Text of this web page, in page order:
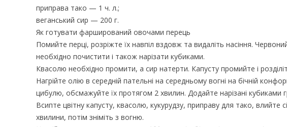
приправа тако — 1 ч. л.;
веганський сир — 200 г.
Як готувати фарширований овочами перець
Помийте перці, розріжте їх навпіл вздовж та видаліть насіння.
необхідно почистити і також нарізати кубиками.
Квасолю необхідно промити, а сир натерти. Капусту промийте і
Нагрійте олію в середній пательні на середньому вогні на бічній
цибулю, обсмажуйте їх протягом 2 хвилин. Додайте нарізані
Всипте цвітну капусту, квасолю, кукурудзу, приправу для тако,
хвилини, потім зніміть з вогню.